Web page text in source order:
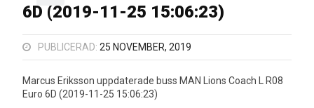
6D (2019-11-25 15:06:23)
PUBLICERAD: 25 NOVEMBER, 2019
Marcus Eriksson uppdaterade buss MAN Lions Coach L R08
Euro 6D (2019-11-25 15:06:23)